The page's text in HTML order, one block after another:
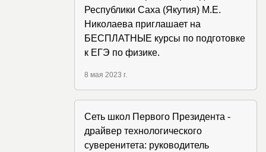
Республики Саха (Якутия) М.Е.
Николаева приглашает на
БЕСПЛАТНЫЕ курсы по подготовке
к ЕГЭ по физике.
8 мая 2023 г.
Сеть школ Первого Президента -
драйвер технологического
суверенитета: руководитель